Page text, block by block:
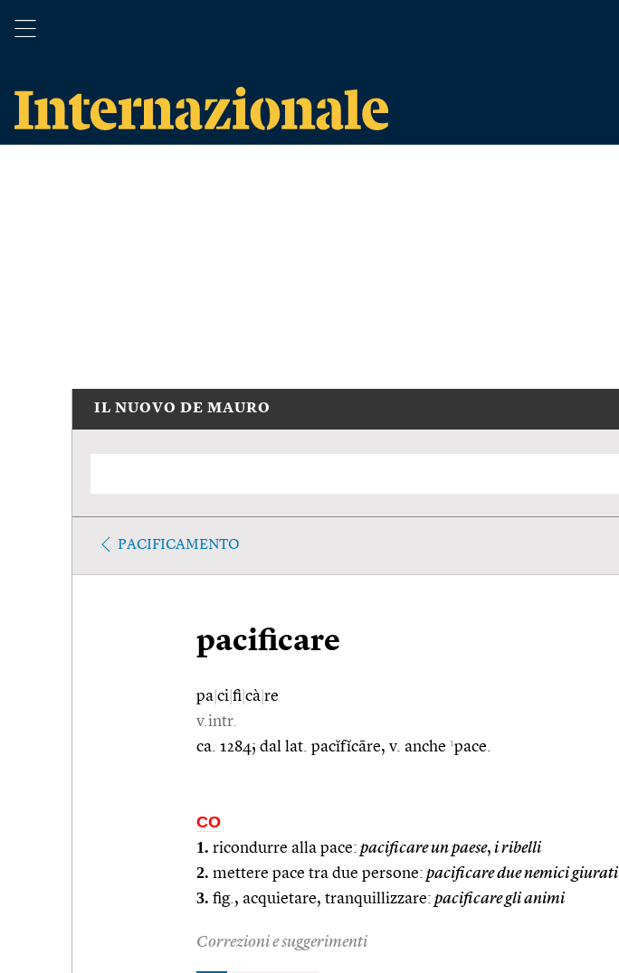
IL NUOVO DE MAURO
PACIFICAMENTO
pacificare
pa ci fi cà re
v.intr.
ca. 1284; dal lat. pacĭfĭcāre, v. anche 1pace.
CO
1. ricondurre alla pace: pacificare un paese, i ribelli
2. mettere pace tra due persone: pacificare due nemici giurati
3. fig., acquietare, tranquillizzare: pacificare gli animi
Correzioni e suggerimenti